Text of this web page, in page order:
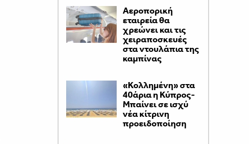
Αεροπορική
εταιρεία θα
χρεώνει και τις
χειραποσκευές
στα ντουλάπια της
καμπίνας
«Κολλημένη» στα
40άρια η Κύπρος-
Μπαίνει σε ισχύ
νέα κίτρινη
προειδοποίηση